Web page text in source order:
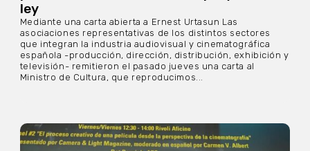
ley
Mediante una carta abierta a Ernest Urtasun Las
asociaciones representativas de los distintos sectores
que integran la industria audiovisual y cinematográfica
española -producción, dirección, distribución, exhibición y
televisión- remitieron el pasado jueves una carta al
Ministro de Cultura, que reproducimos...